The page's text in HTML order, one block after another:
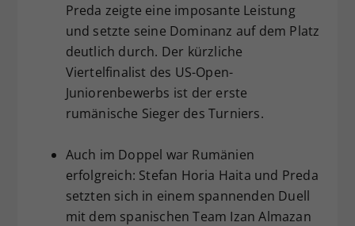
Preda zeigte eine imposante Leistung
und setzte seine Dominanz auf dem Platz
deutlich durch. Der kürzliche
Viertelfinalist des US-Open-
Juniorenbewerbs ist der erste
rumänische Sieger des Turniers.
Auch im Doppel war Rumänien
erfolgreich: Stefan Horia Haita und Preda
setzten sich in einem spannenden Duell
mit dem spanischen Team Izan Almazan